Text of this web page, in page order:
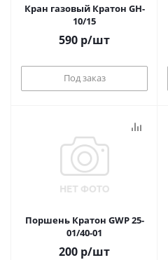
Кран газовый Кратон GH-
10/15
590 р/шт
Под заказ
Поршень Кратон GWP 25-
01/40-01
200 р/шт